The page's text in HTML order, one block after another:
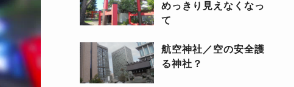
めっきり見えなくなっ
て
航空神社／空の安全護
る神社？